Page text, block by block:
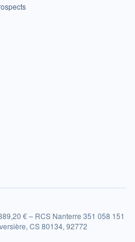
€ – RCS Nanterre 351 058 151
CS 80134, 92772